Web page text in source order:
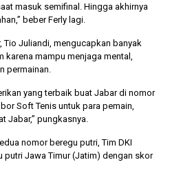
masuk semifinal. Hingga akhirnya
beber Ferly lagi.
Tio Juliandi, mengucapkan banyak
mampu menjaga mental,
permainan.
yang terbaik buat Jabar di nomor
Soft Tenis untuk para pemain,
Jabar,” pungkasnya.
nomor beregu putri, Tim DKI
putri Jawa Timur (Jatim) dengan skor